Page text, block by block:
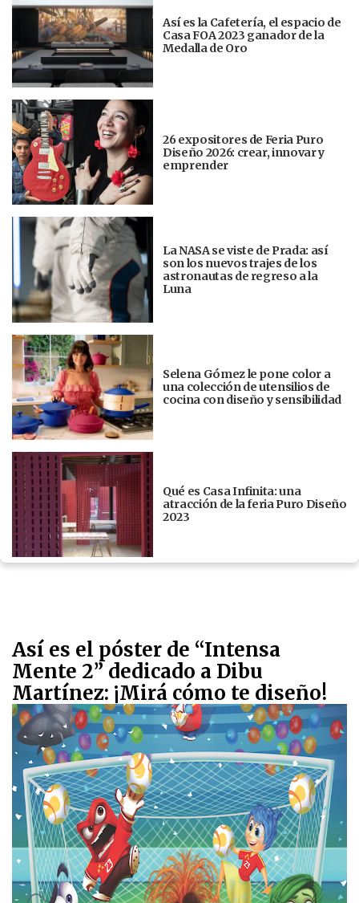
Así es la Cafetería, el espacio de
Casa FOA 2023 ganador de la
Medalla de Oro
26 expositores de Feria Puro
Diseño 2026: crear, innovar y
emprender
La NASA se viste de Prada: así
son los nuevos trajes de los
astronautas de regreso a la
Luna
Selena Gómez le pone color a
una colección de utensilios de
cocina con diseño y sensibilidad
Qué es Casa Infinita: una
atracción de la feria Puro Diseño
2023
Así es el póster de “Intensa
Mente 2” dedicado a Dibu
Martínez: ¡Mirá cómo te diseño!